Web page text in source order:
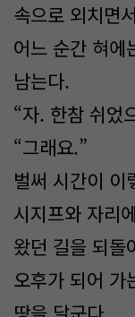
속으로 외치면
어느 순간 혀에
남는다.
“자. 한참 쉬었
“그래요.”
벌써 시간이 이
시지프와 자리
왔던 길을 되돌
오후가 되어 가